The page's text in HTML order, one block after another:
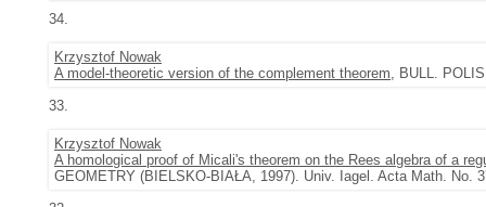
34.
Krzysztof Nowak
A model-theoretic version of the complement theorem, BULL.
33.
Krzysztof Nowak
A homological proof of Micali's theorem on the Rees algebra of a
GEOMETRY (BIELSKO-BIAŁA, 1997). Univ. Iagel. Acta Math. No.